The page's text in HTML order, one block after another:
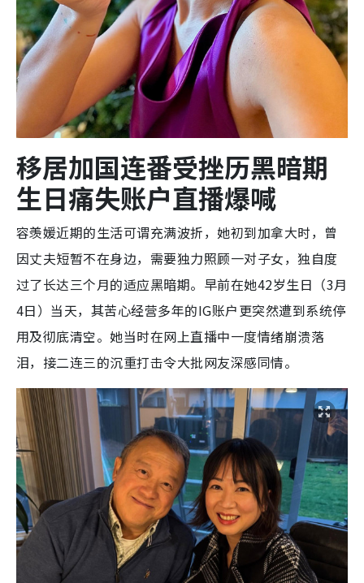
移居加国连番受挫历黑暗期
生日痛失账户直播爆喊
容羡媛近期的生活可谓充满波折，她初到加拿大时，曾
因丈夫短暂不在身边，需要独力照顾一对子女，独自度
过了长达三个月的适应黑暗期。早前在她42岁生日（3月
4日）当天，其苦心经营多年的IG账户更突然遭到系统停
用及彻底清空。她当时在网上直播中一度情绪崩溃落
泪，接二连三的沉重打击令大批网友深感同情。